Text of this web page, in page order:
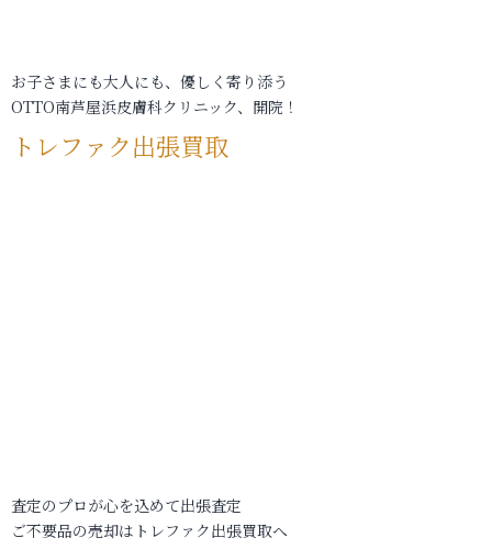
お子さまにも大人にも、優しく寄り添う
OTTO南芦屋浜皮膚科クリニック、開院！
トレファク出張買取
査定のプロが心を込めて出張査定
ご不要品の売却はトレファク出張買取へ